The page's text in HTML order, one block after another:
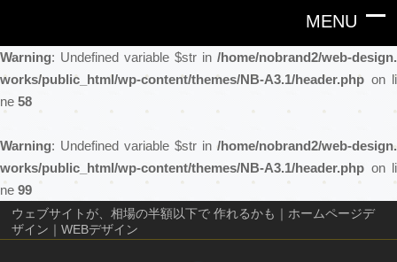
Warning: Undefined variable $str in /home/nobrand2/web-design.
works/public_html/wp-content/themes/NB-A3.1/header.php on li
ne 58
Warning: Undefined variable $str in /home/nobrand2/web-design.
works/public_html/wp-content/themes/NB-A3.1/header.php on li
ne 99
ウェブサイトが、相場の半額以下で 作れるかも｜ホームページデ
ザイン｜WEBデザイン